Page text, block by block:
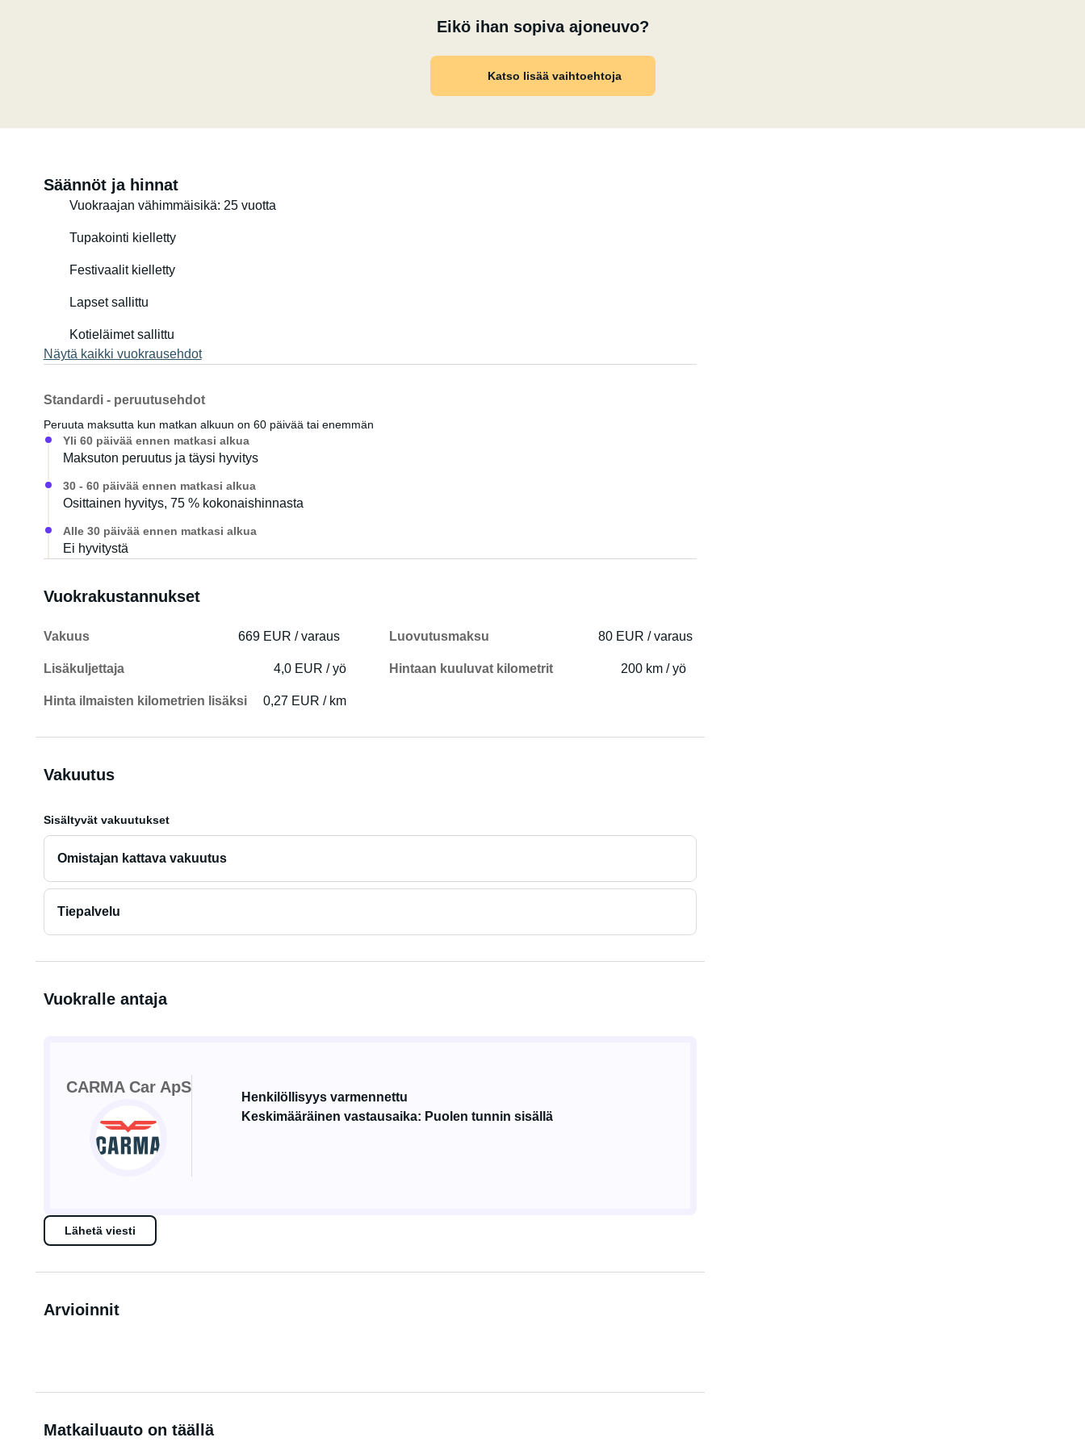
Eikö ihan sopiva ajoneuvo?
Katso lisää vaihtoehtoja
Säännöt ja hinnat
Vuokraajan vähimmäisikä: 25 vuotta
Tupakointi kielletty
Festivaalit kielletty
Lapset sallittu
Kotieläimet sallittu
Näytä kaikki vuokrausehdot
Standardi - peruutusehdot
Peruuta maksutta kun matkan alkuun on 60 päivää tai enemmän
Yli 60 päivää ennen matkasi alkua
Maksuton peruutus ja täysi hyvitys
30 - 60 päivää ennen matkasi alkua
Osittainen hyvitys, 75 % kokonaishinnasta
Alle 30 päivää ennen matkasi alkua
Ei hyvitystä
Vuokrakustannukset
Vakuus 669 EUR / varaus Luovutusmaksu 80 EUR / varaus
Lisäkuljettaja 4,0 EUR / yö Hintaan kuuluvat kilometrit 200 km / yö
Hinta ilmaisten kilometrien lisäksi 0,27 EUR / km
Vakuutus
Sisältyvät vakuutukset
Omistajan kattava vakuutus
Tiepalvelu
Vuokralle antaja
CARMA Car ApS
Henkilöllisyys varmennettu
Keskimääräinen vastausaika: Puolen tunnin sisällä
Lähetä viesti
Arvioinnit
Matkailuauto on täällä